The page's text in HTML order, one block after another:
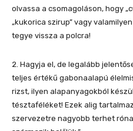
olvassa a csomagoláson, hogy
„kukorica szirup” vagy
tegye vissza a polcra!
2. Hagyja el, de legalább
teljes értékű gabonaalapú
rizst, ilyen alapanyagokból
tésztaféléket! Ezek alig
szervezetre nagyobb terhet